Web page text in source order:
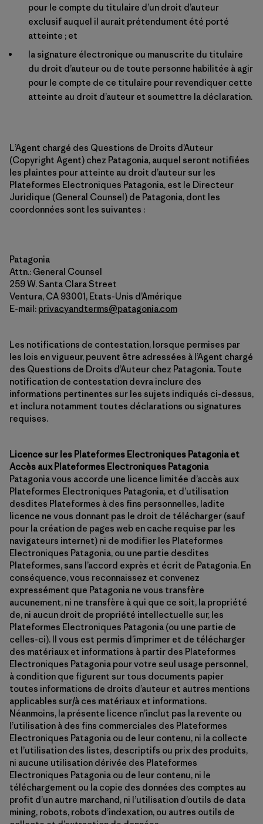
pour le compte du titulaire d’un droit d’auteur
exclusif auquel il aurait prétendument été porté
atteinte ; et
la signature électronique ou manuscrite du titulaire
du droit d’auteur ou de toute personne habilitée à agir
pour le compte de ce titulaire pour revendiquer cette
atteinte au droit d’auteur et soumettre la déclaration.
L’Agent chargé des Questions de Droits d’Auteur
(Copyright Agent) chez Patagonia, auquel seront notifiées
les plaintes pour atteinte au droit d’auteur sur les
Plateformes Electroniques Patagonia, est le Directeur
Juridique (General Counsel) de Patagonia, dont les
coordonnées sont les suivantes :
Patagonia
Attn.: General Counsel
259 W. Santa Clara Street
Ventura, CA 93001, Etats-Unis d’Amérique
E-mail: privacyandterms@patagonia.com
Les notifications de contestation, lorsque permises par
les lois en vigueur, peuvent être adressées à l’Agent chargé
des Questions de Droits d’Auteur chez Patagonia. Toute
notification de contestation devra inclure des
informations pertinentes sur les sujets indiqués ci-dessus,
et inclura notamment toutes déclarations ou signatures
requises.
Licence sur les Plateformes Electroniques Patagonia et
Accès aux Plateformes Electroniques Patagonia
Patagonia vous accorde une licence limitée d’accès aux
Plateformes Electroniques Patagonia, et d’utilisation
desdites Plateformes à des fins personnelles, ladite
licence ne vous donnant pas le droit de télécharger (sauf
pour la création de pages web en cache requise par les
navigateurs internet) ni de modifier les Plateformes
Electroniques Patagonia, ou une partie desdites
Plateformes, sans l’accord exprès et écrit de Patagonia. En
conséquence, vous reconnaissez et convenez
expressément que Patagonia ne vous transfère
aucunement, ni ne transfère à qui que ce soit, la propriété
de, ni aucun droit de propriété intellectuelle sur, les
Plateformes Electroniques Patagonia (ou une partie de
celles-ci). Il vous est permis d’imprimer et de télécharger
des matériaux et informations à partir des Plateformes
Electroniques Patagonia pour votre seul usage personnel,
à condition que figurent sur tous documents papier
toutes informations de droits d’auteur et autres mentions
applicables sur/à ces matériaux et informations.
Néanmoins, la présente licence n’inclut pas la revente ou
l’utilisation à des fins commerciales des Plateformes
Electroniques Patagonia ou de leur contenu, ni la collecte
et l’utilisation des listes, descriptifs ou prix des produits,
ni aucune utilisation dérivée des Plateformes
Electroniques Patagonia ou de leur contenu, ni le
téléchargement ou la copie des données des comptes au
profit d’un autre marchand, ni l’utilisation d’outils de data
mining, robots, robots d’indexation, ou autres outils de